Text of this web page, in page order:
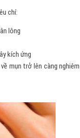
chí:
lông
kích ứng
mụn trở lên càng nghiêm